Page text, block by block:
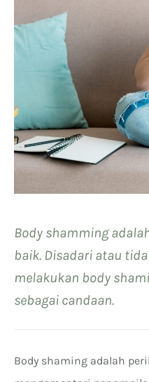
Body shamming
baik. Disadari atau
melakukan body
sebagai candaan.
Body shaming adalah